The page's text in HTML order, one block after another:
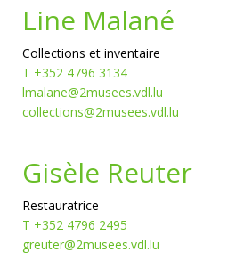
Line Malané
Collections et inventaire
T +352 4796 3134
lmalane@2musees.vdl.lu
collections@2musees.vdl.lu
Gisèle Reuter
Restauratrice
T +352 4796 2495
greuter@2musees.vdl.lu